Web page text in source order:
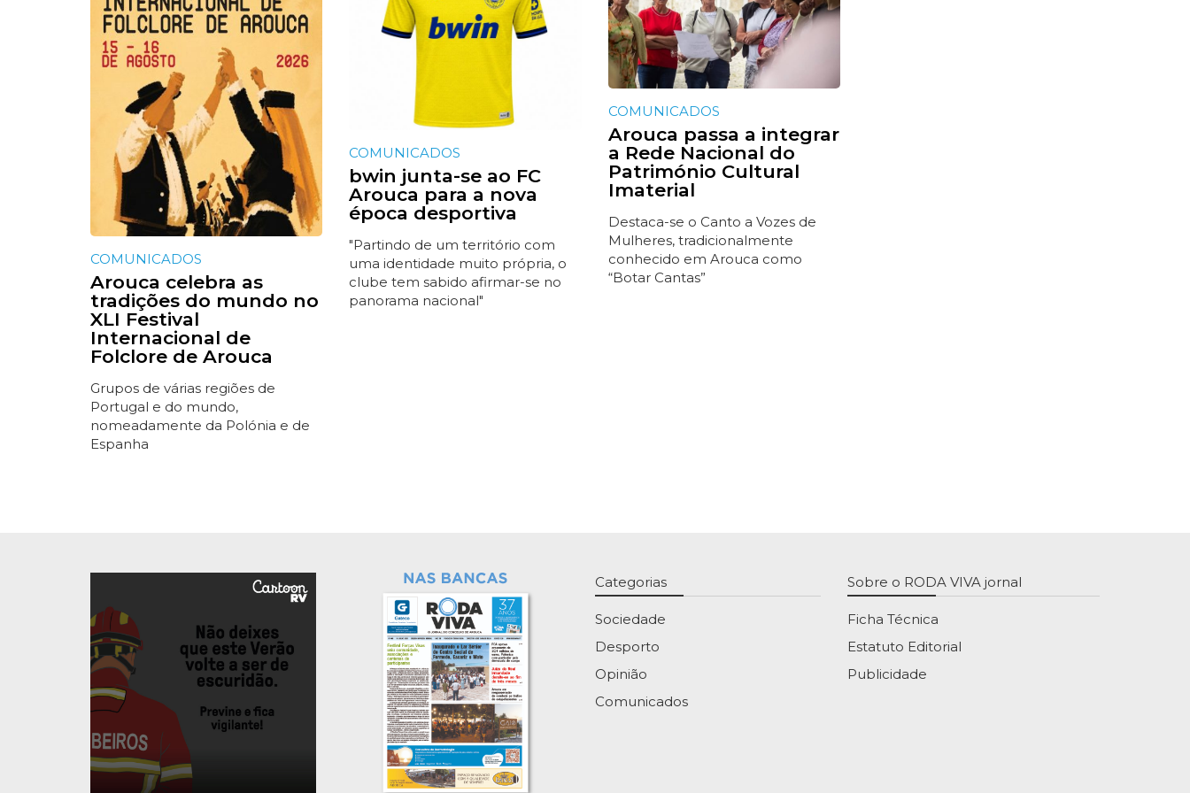
COMUNICADOS
Arouca celebra as
tradições do mundo no
XLI Festival
Internacional de
Folclore de Arouca
Grupos de várias regiões de
Portugal e do mundo,
nomeadamente da Polónia e de
Espanha
COMUNICADOS
bwin junta-se ao FC
Arouca para a nova
época desportiva
"Partindo de um território com
uma identidade muito própria, o
clube tem sabido afirmar-se no
panorama nacional"
COMUNICADOS
Arouca passa a integrar
a Rede Nacional do
Património Cultural
Imaterial
Destaca-se o Canto a Vozes de
Mulheres, tradicionalmente
conhecido em Arouca como
“Botar Cantas”
Categorias
Sociedade
Desporto
Opinião
Comunicados
Sobre o RODA VIVA jornal
Ficha Técnica
Estatuto Editorial
Publicidade